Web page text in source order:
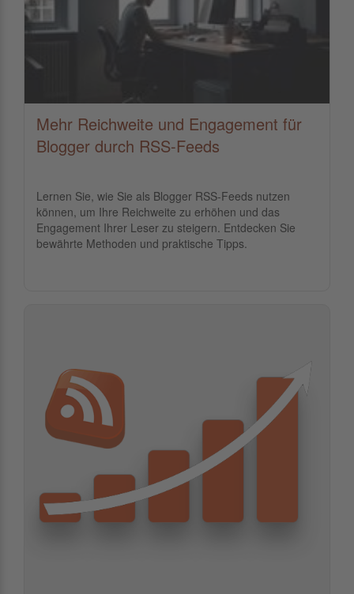
Mehr Reichweite und Engagement für
Blogger durch RSS-Feeds
Lernen Sie, wie Sie als Blogger RSS-Feeds nutzen
können, um Ihre Reichweite zu erhöhen und das
Engagement Ihrer Leser zu steigern. Entdecken Sie
bewährte Methoden und praktische Tipps.